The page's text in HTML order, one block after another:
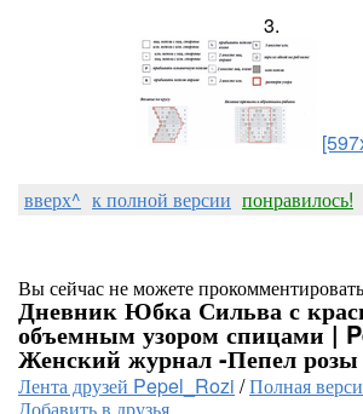
3.
вверх^ к полной версии понравилось!
Вы сейчас не можете
Дневник Юбка Сильва с
объемным узором спицами |
Женский журнал -Пепел розы
Лента друзей Pepel_Rozi /Полная